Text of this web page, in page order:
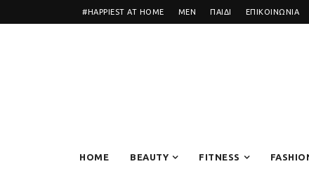
#HAPPIEST AT HOME MEN ΠΑΙΔΙ ΕΠΙΚΟΙΝΩΝΙΑ
HOME BEAUTY FITNESS